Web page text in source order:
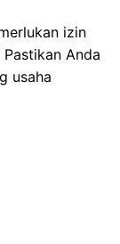
izin
Anda
usaha